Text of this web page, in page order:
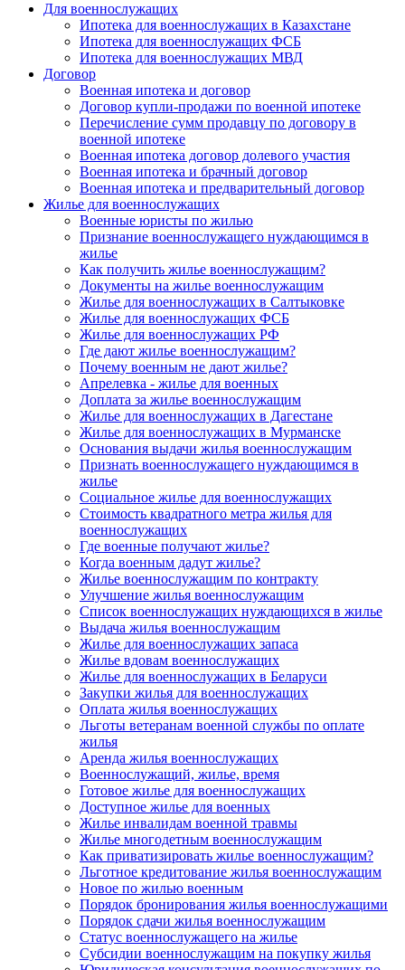
Для военнослужащих
Ипотека для военнослужащих в Казахстане
Ипотека для военнослужащих ФСБ
Ипотека для военнослужащих МВД
Договор
Военная ипотека и договор
Договор купли-продажи по военной ипотеке
Перечисление сумм продавцу по договору в
военной ипотеке
Военная ипотека договор долевого участия
Военная ипотека и брачный договор
Военная ипотека и предварительный договор
Жилье для военнослужащих
Военные юристы по жилью
Признание военнослужащего нуждающимся в
жилье
Как получить жилье военнослужащим?
Документы на жилье военнослужащим
Жилье для военнослужащих в Салтыковке
Жилье для военнослужащих ФСБ
Жилье для военнослужащих РФ
Где дают жилье военнослужащим?
Почему военным не дают жилье?
Апрелевка - жилье для военных
Доплата за жилье военнослужащим
Жилье для военнослужащих в Дагестане
Жилье для военнослужащих в Мурманске
Основания выдачи жилья военнослужащим
Признать военнослужащего нуждающимся в
жилье
Социальное жилье для военнослужащих
Стоимость квадратного метра жилья для
военнослужащих
Где военные получают жилье?
Когда военным дадут жилье?
Жилье военнослужащим по контракту
Улучшение жилья военнослужащим
Список военнослужащих нуждающихся в жилье
Выдача жилья военнослужащим
Жилье для военнослужащих запаса
Жилье вдовам военнослужащих
Жилье для военнослужащих в Беларуси
Закупки жилья для военнослужащих
Оплата жилья военнослужащих
Льготы ветеранам военной службы по оплате
жилья
Аренда жилья военнослужащих
Военнослужащий, жилье, время
Готовое жилье для военнослужащих
Доступное жилье для военных
Жилье инвалидам военной травмы
Жилье многодетным военнослужащим
Как приватизировать жилье военнослужащим?
Льготное кредитование жилья военнослужащим
Новое по жилью военным
Порядок бронирования жилья военнослужащими
Порядок сдачи жилья военнослужащим
Статус военнослужащего на жилье
Субсидии военнослужащим на покупку жилья